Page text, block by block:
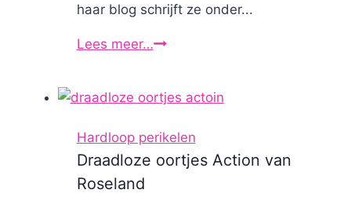
haar blog schrijft ze onder...
Lees meer…Mag
wel
hardlopen?
Hardloop perikelen
Draadloze oortjes Action van
Roseland